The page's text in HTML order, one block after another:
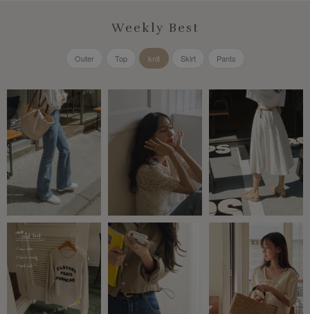
Weekly Best
Outer Top knit Skirt Pants